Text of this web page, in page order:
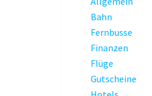
Bahn
Fernbusse
Finanzen
Flüge
Gutscheine